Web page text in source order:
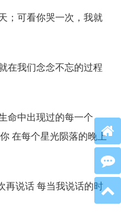
；可看你哭一次，我就
在我们念念不忘的过程
命中出现过的每一个
在每个星光陨落的晚上
再说话 每当我说话的时